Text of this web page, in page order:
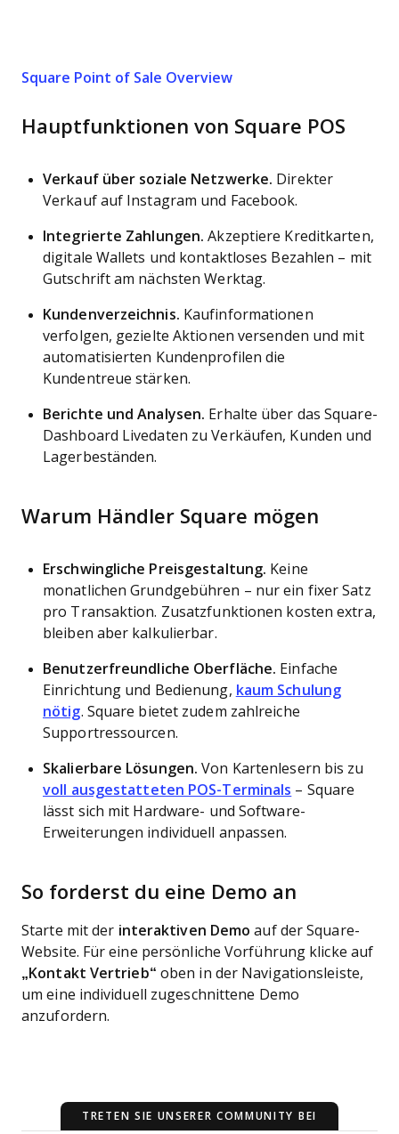
Square Point of Sale Overview
Hauptfunktionen von Square POS
Verkauf über soziale Netzwerke. Direkter
Verkauf auf Instagram und Facebook.
Integrierte Zahlungen. Akzeptiere Kreditkarten,
digitale Wallets und kontaktloses Bezahlen – mit
Gutschrift am nächsten Werktag.
Kundenverzeichnis. Kaufinformationen
verfolgen, gezielte Aktionen versenden und mit
automatisierten Kundenprofilen die
Kundentreue stärken.
Berichte und Analysen. Erhalte über das Square-
Dashboard Livedaten zu Verkäufen, Kunden und
Lagerbeständen.
Warum Händler Square mögen
Erschwingliche Preisgestaltung. Keine
monatlichen Grundgebühren – nur ein fixer Satz
pro Transaktion. Zusatzfunktionen kosten extra,
bleiben aber kalkulierbar.
Benutzerfreundliche Oberfläche. Einfache
Einrichtung und Bedienung, kaum Schulung
nötig. Square bietet zudem zahlreiche
Supportressourcen.
Skalierbare Lösungen. Von Kartenlesern bis zu
voll ausgestatteten POS-Terminals – Square
lässt sich mit Hardware- und Software-
Erweiterungen individuell anpassen.
So forderst du eine Demo an
Starte mit der interaktiven Demo auf der Square-
Website. Für eine persönliche Vorführung klicke auf
„Kontakt Vertrieb“ oben in der Navigationsleiste,
um eine individuell zugeschnittene Demo
anzufordern.
TRETEN SIE UNSERER COMMUNITY BEI